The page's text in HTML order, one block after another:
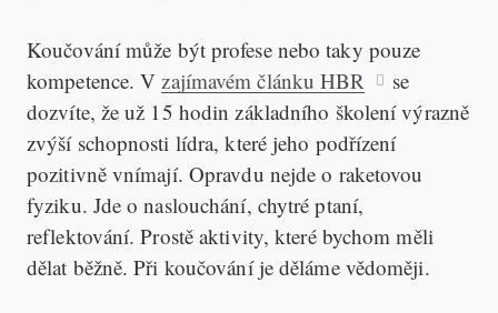
Koučování může být profese nebo taky pouze
kompetence. V zajímavém článku HBR
se
dozvíte, že už 15 hodin základního školení výrazně
zvýší schopnosti lídra, které jeho podřízení
pozitivně vnímají. Opravdu nejde o raketovou
fyziku. Jde o naslouchání, chytré ptaní,
reflektování. Prostě aktivity, které bychom měli
dělat běžně. Při koučování je děláme vědoměji.